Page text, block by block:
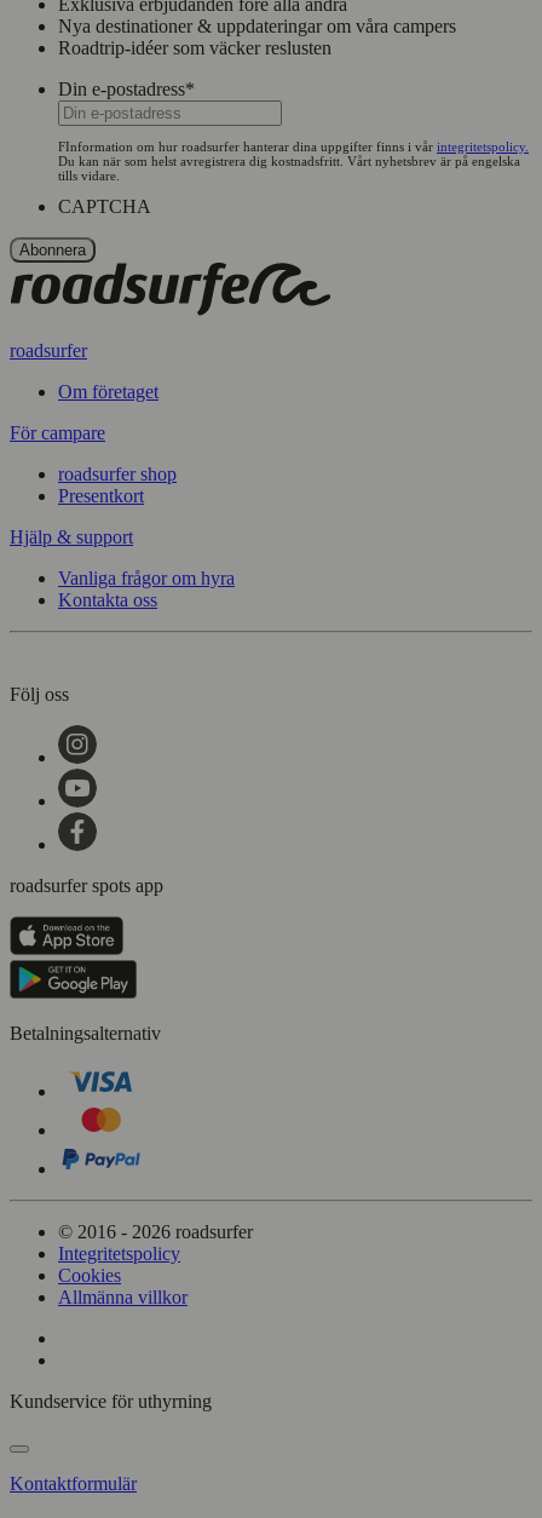
Nya destinationer & uppdateringar om våra campers
Roadtrip-idéer som väcker reslusten
Din e-postadress*
FInformation om hur roadsurfer hanterar dina uppgifter finns i vår integritetspolicy.
Du kan när som helst avregistrera dig kostnadsfritt. Vårt nyhetsbrev är på engelska
tills vidare.
CAPTCHA
roadsurfer
Om företaget
För campare
roadsurfer shop
Presentkort
Hjälp & support
Vanliga frågor om hyra
Kontakta oss
Följ oss
roadsurfer spots app
Betalningsalternativ
© 2016 - 2026 roadsurfer
Integritetspolicy
Cookies
Allmänna villkor
Kundservice för uthyrning
Kontaktformulär